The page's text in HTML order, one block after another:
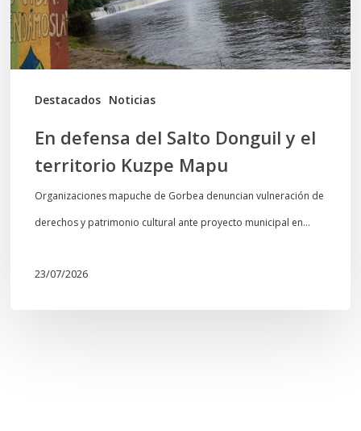
Destacados Noticias
el
territorio
Kuzpe
Mapu
En defensa del Salto Donguil y el
territorio Kuzpe Mapu
Organizaciones mapuche de Gorbea denuncian vulneración de
derechos y patrimonio cultural ante proyecto municipal en…
23/07/2026